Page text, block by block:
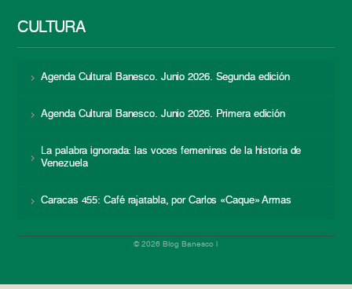
CULTURA
Agenda Cultural Banesco. Junio 2026. Segunda edición
Agenda Cultural Banesco. Junio 2026. Primera edición
La palabra ignorada: las voces femeninas de la historia de
Venezuela
Caracas 455: Café rajatabla, por Carlos «Caque» Armas
© 2026 Blog Banesco |